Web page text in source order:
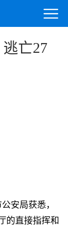
亡27
安局获悉，
的直接指挥和